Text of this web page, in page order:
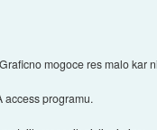
mogoce res malo kar
access programu.